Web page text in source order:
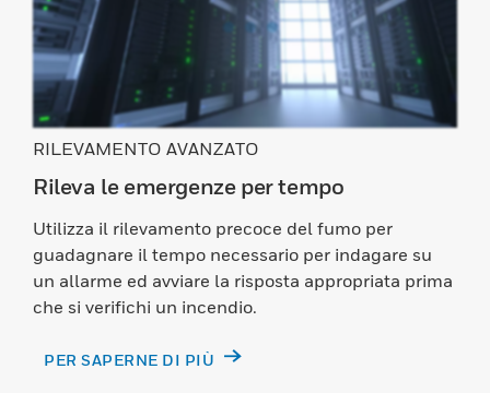
RILEVAMENTO AVANZATO
Rileva le emergenze per tempo
Utilizza il rilevamento precoce del fumo per
guadagnare il tempo necessario per indagare su
un allarme ed avviare la risposta appropriata prima
che si verifichi un incendio.
PER SAPERNE DI PIÙ